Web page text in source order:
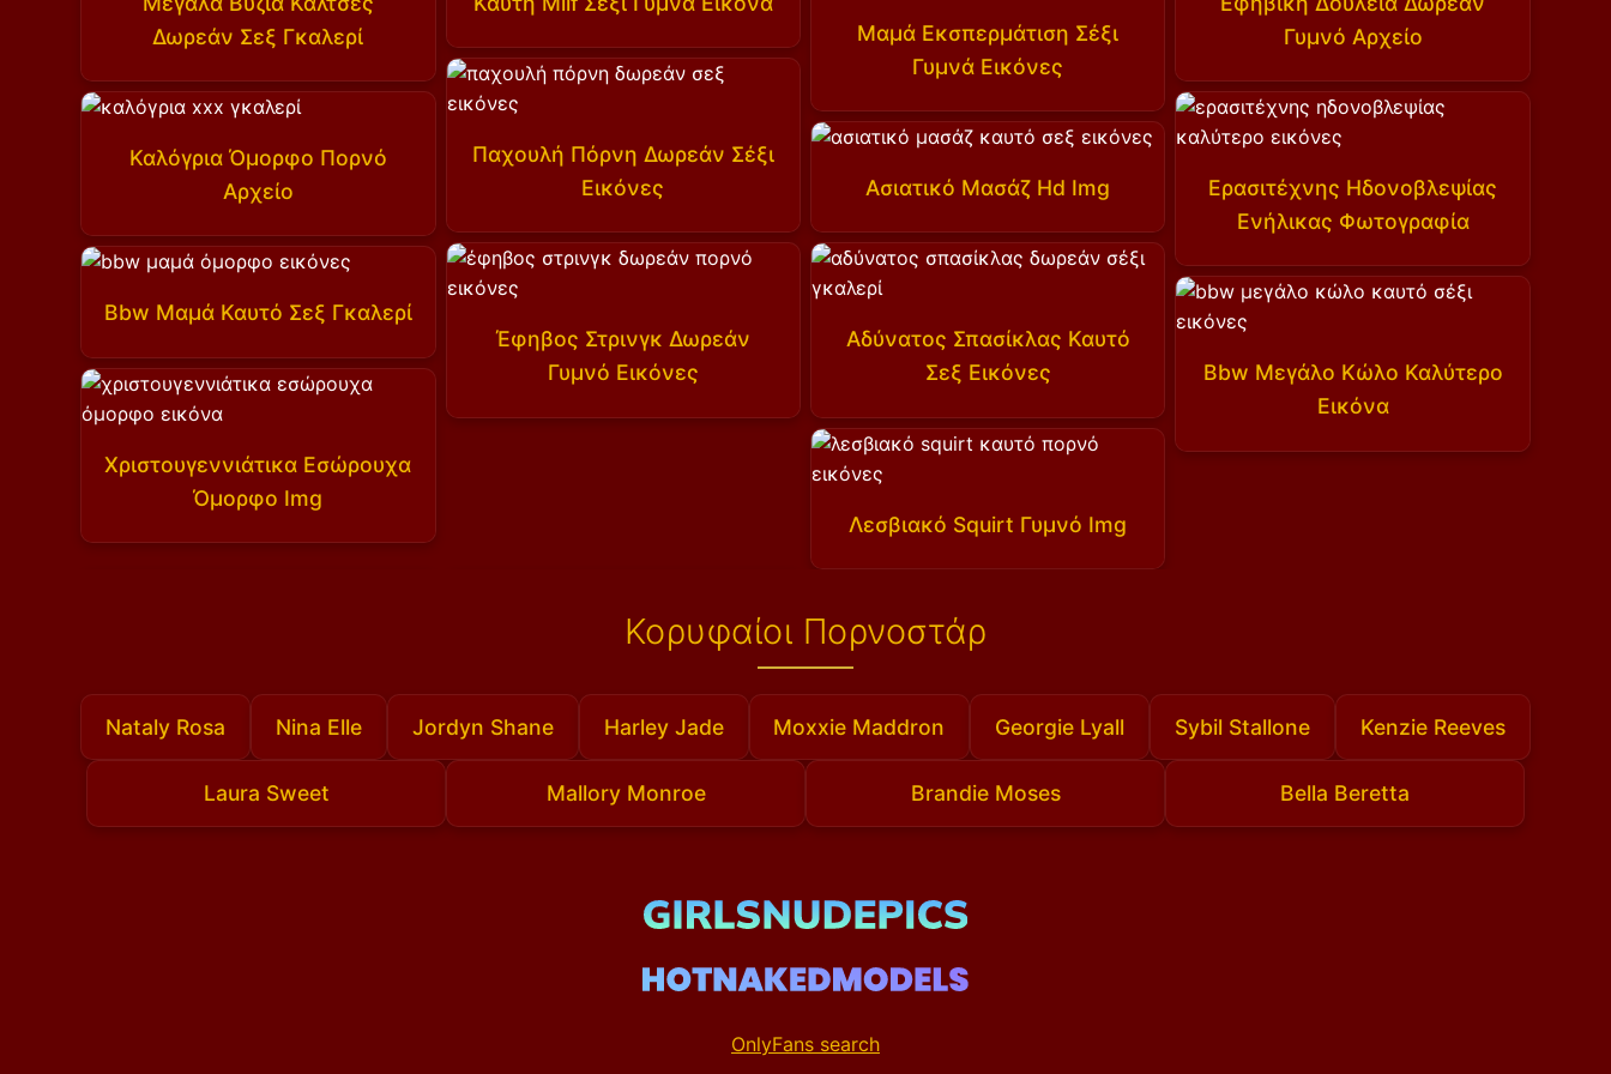
Δωρεάν Σεξ Γκαλερί
Καλόγρια Όμορφο Πορνό
Αρχείο
Bbw Μαμά Καυτό Σεξ Γκαλερί
Χριστουγεννιάτικα Εσώρουχα
Όμορφο Img
Παχουλή Πόρνη Δωρεάν Σέξι
Εικόνες
Έφηβος Στρινγκ Δωρεάν
Γυμνό Εικόνες
Μαμά Εκσπερμάτιση Σέξι
Γυμνά Εικόνες
Ασιατικό Μασάζ Hd Img
Αδύνατος Σπασίκλας Καυτό
Σεξ Εικόνες
Λεσβιακό Squirt Γυμνό Img
Γυμνό Αρχείο
Ερασιτέχνης Ηδονοβλεψίας
Ενήλικας Φωτογραφία
Bbw Μεγάλο Κώλο Καλύτερο
Εικόνα
Κορυφαίοι Πορνοστάρ
Nataly Rosa Nina Elle Jordyn Shane Harley Jade Moxxie Maddron Georgie Lyall Sybil Stallone Kenzie Reeves
Laura Sweet Mallory Monroe Brandie Moses Bella Beretta
OnlyFans search